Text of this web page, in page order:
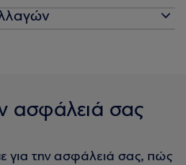
ασφάλειά σας
για την ασφάλειά σας, πώς